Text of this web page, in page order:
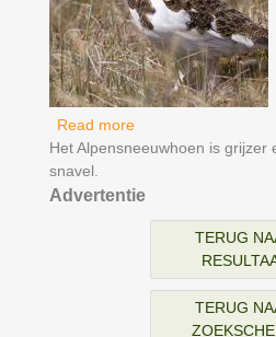
Read moreabout
Het Alpensneeuwhoen is grijzer
snavel.
Advertentie
TERUG
TERUG